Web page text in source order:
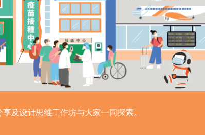
及设计思维工作坊与大家一同探索。